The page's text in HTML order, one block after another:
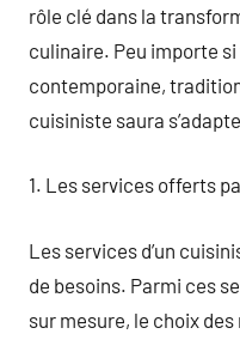
rôle clé dans la
culinaire. Peu importe
contemporaine,
cuisiniste saura
1. Les services offerts
Les services d’un
de besoins. Parmi ces
sur mesure, le choix